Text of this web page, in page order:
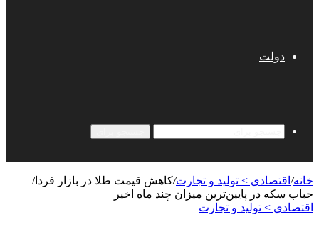
دولت
خانه/ اقتصادی > تولید و تجارت/کاهش قیمت طلا در بازار فردا/
حباب سکه در پایین‌ترین میزان چند ماه اخیر
اقتصادی > تولید و تجارت